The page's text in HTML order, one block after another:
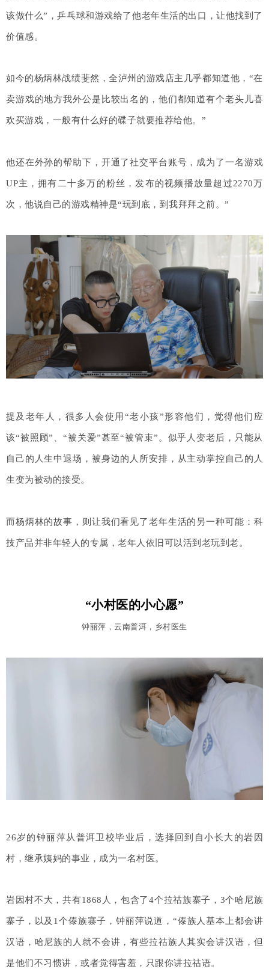
该做什么”，乒乓球和游戏给了他老年生活的出口，让他找到了
价值感。
如今的杨炳林战绩斐然，全泸州的游戏店主几乎都知道他，“在
卖游戏的地方我外公是比较出名的，他们都知道有个老头儿喜
欢买游戏，一般有什么好的碟子就要推荐给他。”
他还在外孙的帮助下，开通了社交平台账号，成为了一名游戏
UP主，拥有二十多万的粉丝，发布的视频播放量超过2270万
次，他说自己的游戏精神是“玩到底，到我拜拜之前。”
提及老年人，很多人会使用“老小孩”形容他们，觉得他们应
该“被照顾”、“被关爱”甚至“被管束”。似乎人变老后，只能从
自己的人生中退场，被身边的人所安排，从主动掌控自己的人
生变为被动的接受。
而杨炳林的故事，则让我们看见了老年生活的另一种可能：科
技产品并非年轻人的专属，老年人依旧可以活到老玩到老。
“小村医的小心愿”
钟丽萍，云南普洱，乡村医生
26岁的钟丽萍从普洱卫校毕业后，选择回到自小长大的岩因
村，继承姨妈的事业，成为一名村医。
岩因村不大，共有1868人，包含了4个拉祜族寨子，3个哈尼族
寨子，以及1个傣族寨子，钟丽萍说道，“傣族人基本上都会讲
汉语，哈尼族的人就不会讲，有些拉祜族人其实会讲汉语，但
是他们不习惯讲，或者觉得害羞，只跟你讲拉祜语。